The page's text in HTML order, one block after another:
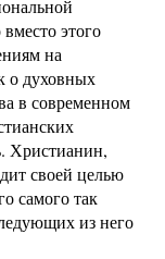
этого
на
о духовных
в современном
Христианин,
своей целью
самого так
из него